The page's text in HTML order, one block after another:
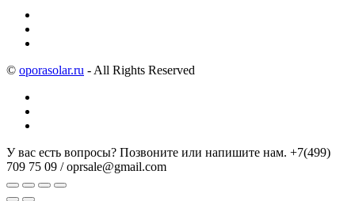
© oporasolar.ru - All Rights Reserved
У вас есть вопросы? Позвоните или напишите нам. +7(499)
709 75 09 / oprsale@gmail.com